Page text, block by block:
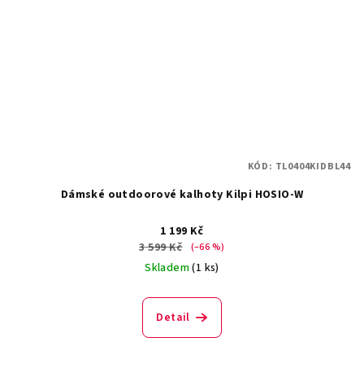
Dámské outdoorové kalhoty Kilpi HOSIO-W
1 199 Kč
3 599 Kč
(–66 %)
Skladem(1 ks)
Detail
KÓD: TL0404KIDBL44